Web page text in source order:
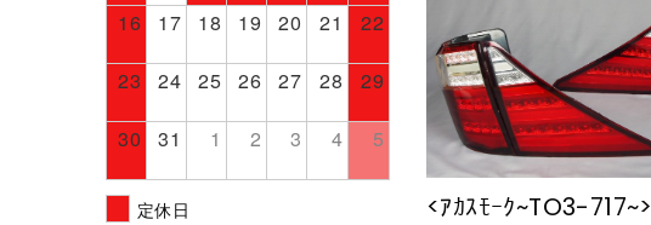
<ｱｶｽﾓｰｸ~TO3-717~>
16 17 18 19 20 21 22
23 24 25 26 27 28 29
30 31 1 2 3 4 5
定休日